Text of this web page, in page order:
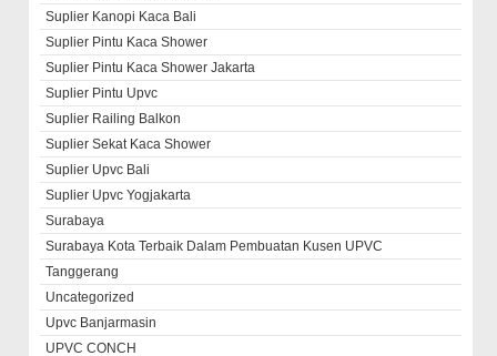
Suplier Kanopi Kaca Bali
Suplier Pintu Kaca Shower
Suplier Pintu Kaca Shower Jakarta
Suplier Pintu Upvc
Suplier Railing Balkon
Suplier Sekat Kaca Shower
Suplier Upvc Bali
Suplier Upvc Yogjakarta
Surabaya
Surabaya Kota Terbaik Dalam Pembuatan Kusen UPVC
Tanggerang
Uncategorized
Upvc Banjarmasin
UPVC CONCH